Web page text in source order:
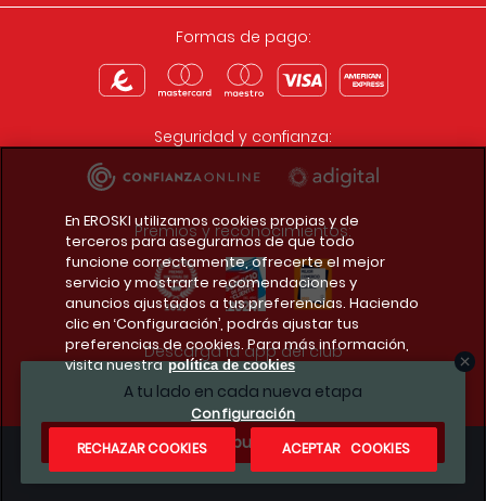
A tu lado en cada nueva etapa
¿Te apuntas?
Formas de pago:
Seguridad y confianza:
Premios y reconocimientos:
Descarga la app del club
Condiciones legales
En EROSKI utilizamos cookies propias y de
terceros para asegurarnos de que todo
funcione correctamente, ofrecerte el mejor
servicio y mostrarte recomendaciones y
anuncios ajustados a tus preferencias. Haciendo
clic en ‘Configuración’, podrás ajustar tus
preferencias de cookies. Para más información,
visita nuestra política de cookies
Configuración
RECHAZAR COOKIES
ACEPTAR COOKIES